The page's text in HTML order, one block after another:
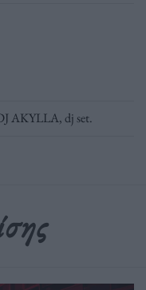
AKYLLA,dj set.